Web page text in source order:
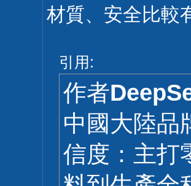
材質、安全比較
引用:
作者
中國大陸品
信度：主打